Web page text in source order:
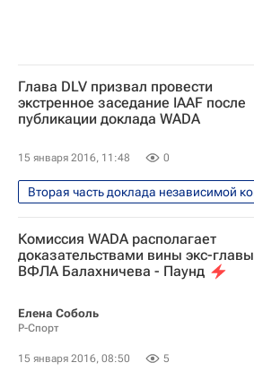
Глава DLV призвал провести
экстренное заседание IAAF после
публикации доклада WADA
15 января 2016, 11:48 0
Легкая атлетика
IAAF
Комиссия WADA располагает
доказательствами вины экс-главы
ВФЛА Балахничева - Паунд
Елена Соболь
Р-Спорт
15 января 2016, 08:50 5